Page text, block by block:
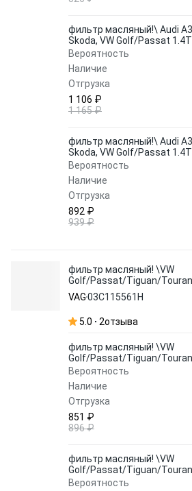
фильтр масляный!\ Audi
Skoda, VW Golf/Passat
Вероятность
Наличие
Отгрузка
1 106 ₽
1 165 ₽
фильтр масляный!\ Audi
Skoda, VW Golf/Passat
Вероятность
Наличие
Отгрузка
892 ₽
939 ₽
фильтр масляный! \VW
Golf/Passat/Tiguan/Touran
VAG03C115561H
5.0 2отзыва
фильтр масляный! \VW
Golf/Passat/Tiguan/Touran
Вероятность
Наличие
Отгрузка
851 ₽
896 ₽
фильтр масляный! \VW
Golf/Passat/Tiguan/Touran
Вероятность